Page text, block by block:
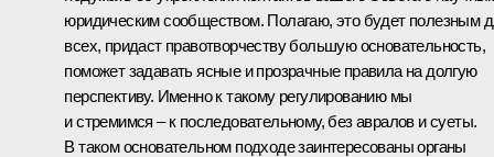
юридическим сообществом. Полагаю, это будет полезным
всех, придаст правотворчеству большую основательность,
поможет задавать ясные и прозрачные правила на долгую
перспективу. Именно к такому регулированию мы
и стремимся – к последовательному, без авралов и суеты.
В таком основательном подходе заинтересованы органы